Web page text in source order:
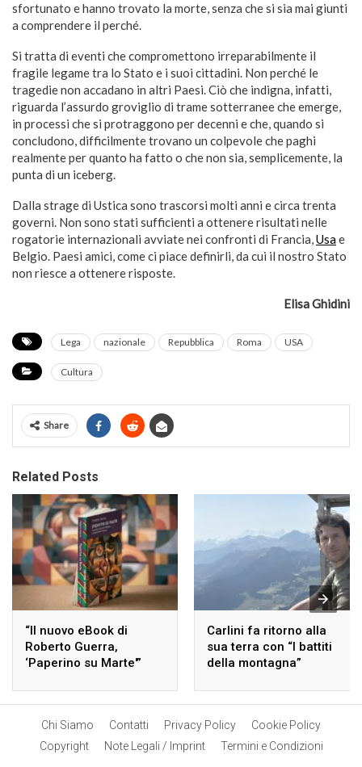
sfortunato e hanno trovato la morte, senza che si sia mai giunti
a comprendere il perché.
Si tratta di eventi che compromettono irreparabilmente il
fragile legame tra lo Stato e i suoi cittadini. Non perché le
tragedie non accadano in altri Paesi. Ciò che indigna, infatti,
riguarda l’assurdo groviglio di trame sotterranee che emerge,
in processi che si protraggono per decenni e che, quando si
concludono, difficilmente trovano un colpevole che paghi
realmente per quanto ha fatto o che non sia, semplicemente, la
punta di un iceberg.
Dalla strage di Ustica sono trascorsi molti anni e circa trenta
governi. Non sono stati sufficienti a ottenere risultati nelle
rogatorie internazionali avviate nei confronti di Francia,Usae
Belgio. Paesi amici, come ci piace definirli, da cui il nostro Stato
non riesce a ottenere risposte.
Elisa Ghidini
Lega nazionale Repubblica Roma USA
Cultura
Share
Related Posts
“Il nuovo eBook di
Roberto Guerra,
‘Paperino su Marte'”
Carlini fa ritorno alla
sua terra con “I battiti
della montagna”
Chi Siamo Contatti Privacy Policy
Cookie Policy
Copyright
Note Legali / Imprint Termini e Condizioni